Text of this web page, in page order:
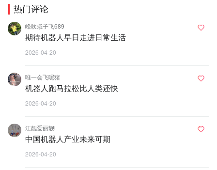
热门评论
峰吹蛾子飞689
期待机器人早日走进日常生活
2026-04-20
唯一会飞呢猪
机器人跑马拉松比人类还快
2026-04-20
江靓爱丽靓i
中国机器人产业未来可期
2026-04-20